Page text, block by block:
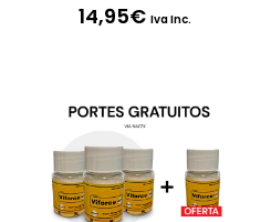
14,95€ Iva Inc.